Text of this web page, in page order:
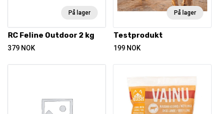
På lager
RC Feline Outdoor 2 kg
379 NOK
På lager
Testprodukt
199 NOK